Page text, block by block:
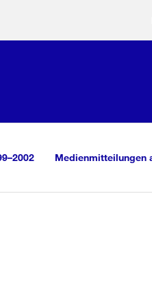
Medienmitteilungen